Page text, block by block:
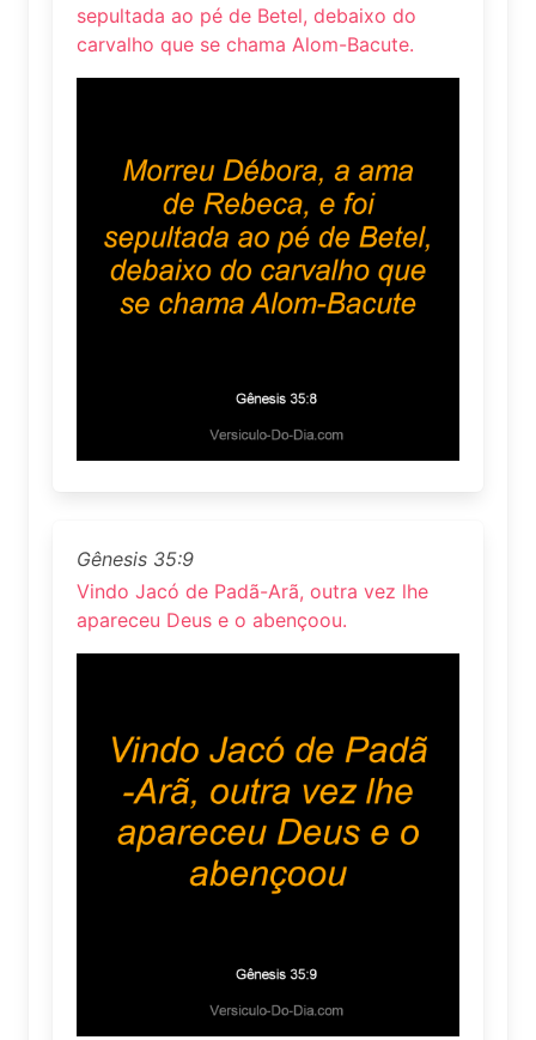
sepultada ao pé de Betel, debaixo do
carvalho que se chama Alom-Bacute.
Gênesis 35:9
Vindo Jacó de Padã-Arã, outra vez lhe
apareceu Deus e o abençoou.